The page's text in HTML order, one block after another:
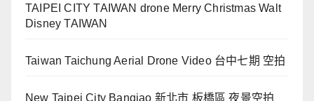
TAIPEI CITY TAIWAN drone Merry Christmas Walt
Disney TAIWAN
Taiwan Taichung Aerial Drone Video 台中七期 空拍
New Taipei City Banqiao 新北市 板橋區 夜景空拍